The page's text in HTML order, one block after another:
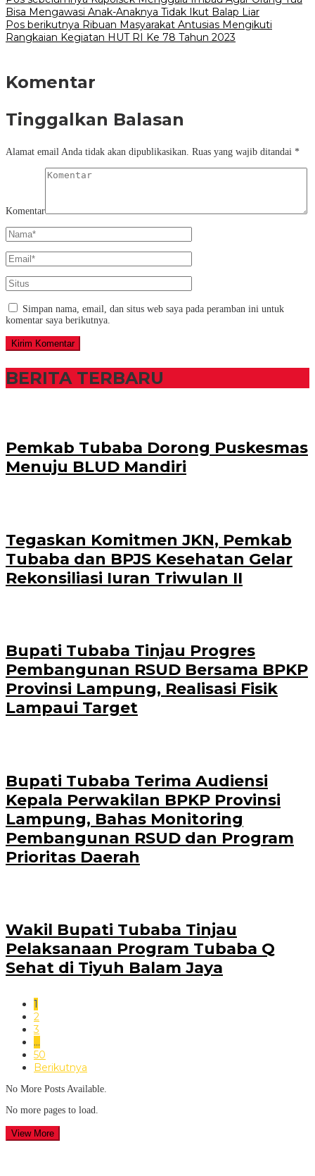
Bisa Mengawasi Anak-Anaknya Tidak Ikut Balap Liar
Pos berikutnya Ribuan Masyarakat Antusias Mengikuti
Rangkaian Kegiatan HUT RI Ke 78 Tahun 2023
Komentar
Tinggalkan Balasan
Alamat email Anda tidak akan dipublikasikan. Ruas yang wajib ditandai *
Komentar
Simpan nama, email, dan situs web saya pada peramban ini untuk
komentar saya berikutnya.
BERITA TERBARU
Pemkab Tubaba Dorong Puskesmas
Menuju BLUD Mandiri
Tegaskan Komitmen JKN, Pemkab
Tubaba dan BPJS Kesehatan Gelar
Rekonsiliasi Iuran Triwulan II
Bupati Tubaba Tinjau Progres
Pembangunan RSUD Bersama BPKP
Provinsi Lampung, Realisasi Fisik
Lampaui Target
Bupati Tubaba Terima Audiensi
Kepala Perwakilan BPKP Provinsi
Lampung, Bahas Monitoring
Pembangunan RSUD dan Program
Prioritas Daerah
Wakil Bupati Tubaba Tinjau
Pelaksanaan Program Tubaba Q
Sehat di Tiyuh Balam Jaya
1
2
3
…
50
Berikutnya
No More Posts Available.
No more pages to load.
View More